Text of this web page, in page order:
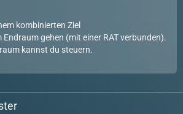
kombinierten Ziel
gehen (mit einer RAT verbunden).
kannst du steuern.